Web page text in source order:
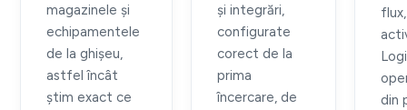
magazinele și
echipamentele
de la ghișeu,
astfel încât
știm exact ce
și integrări,
configurate
corect de la
prima
încercare, de
din